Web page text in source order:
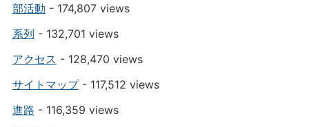
部活動 - 174,807 views
系列 - 132,701 views
アクセス - 128,470 views
サイトマップ- 117,512 views
進路 - 116,359 views